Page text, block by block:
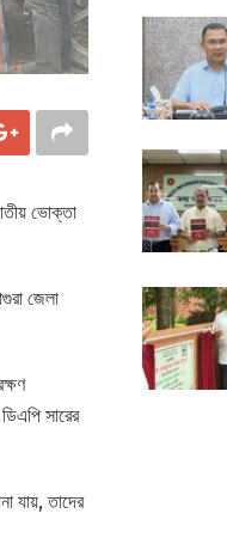
ভোক্তা
জেলা
সারের
যায়, তাদের